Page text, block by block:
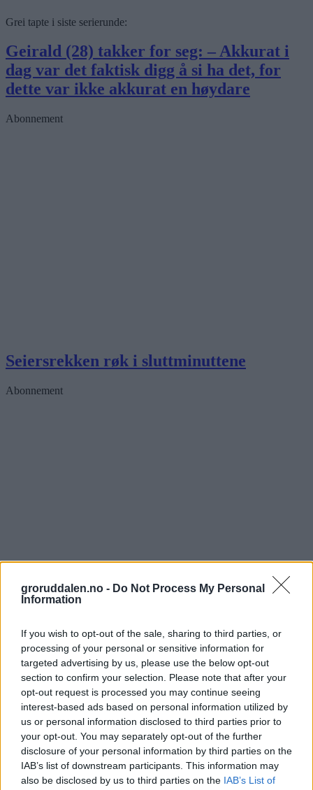
groruddalen.no - Do Not Process My Personal
Information
If you wish to opt-out of the sale, sharing to third parties, or
processing of your personal or sensitive information for
targeted advertising by us, please use the below opt-out
section to confirm your selection. Please note that after your
opt-out request is processed you may continue seeing
interest-based ads based on personal information utilized by
us or personal information disclosed to third parties prior to
your opt-out. You may separately opt-out of the further
disclosure of your personal information by third parties on the
IAB’s list of downstream participants. This information may
also be disclosed by us to third parties on the IAB’s List of
Grei tapte i siste serierunde:
Geirald (28) takker for seg: – Akkurat i
dag var det faktisk digg å si ha det, for
dette var ikke akkurat en høydare
Abonnement
Seiersrekken røk i sluttminuttene
Abonnement
«Ibba» Laajab er i kjempeform – dette
sier veteranen om sin egen fremtid
Abonnement